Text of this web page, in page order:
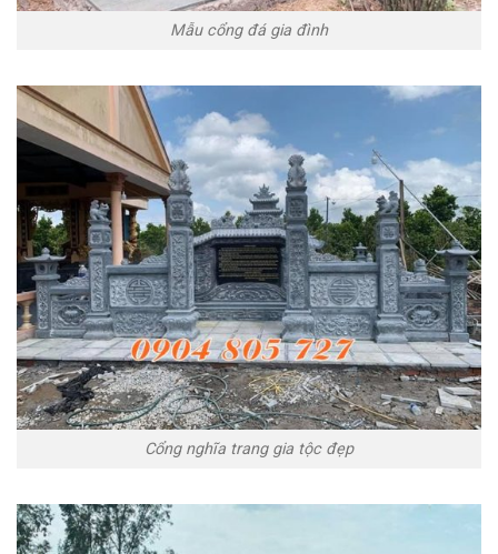
Mẫu cổng đá gia đình
Cổng nghĩa trang gia tộc đẹp